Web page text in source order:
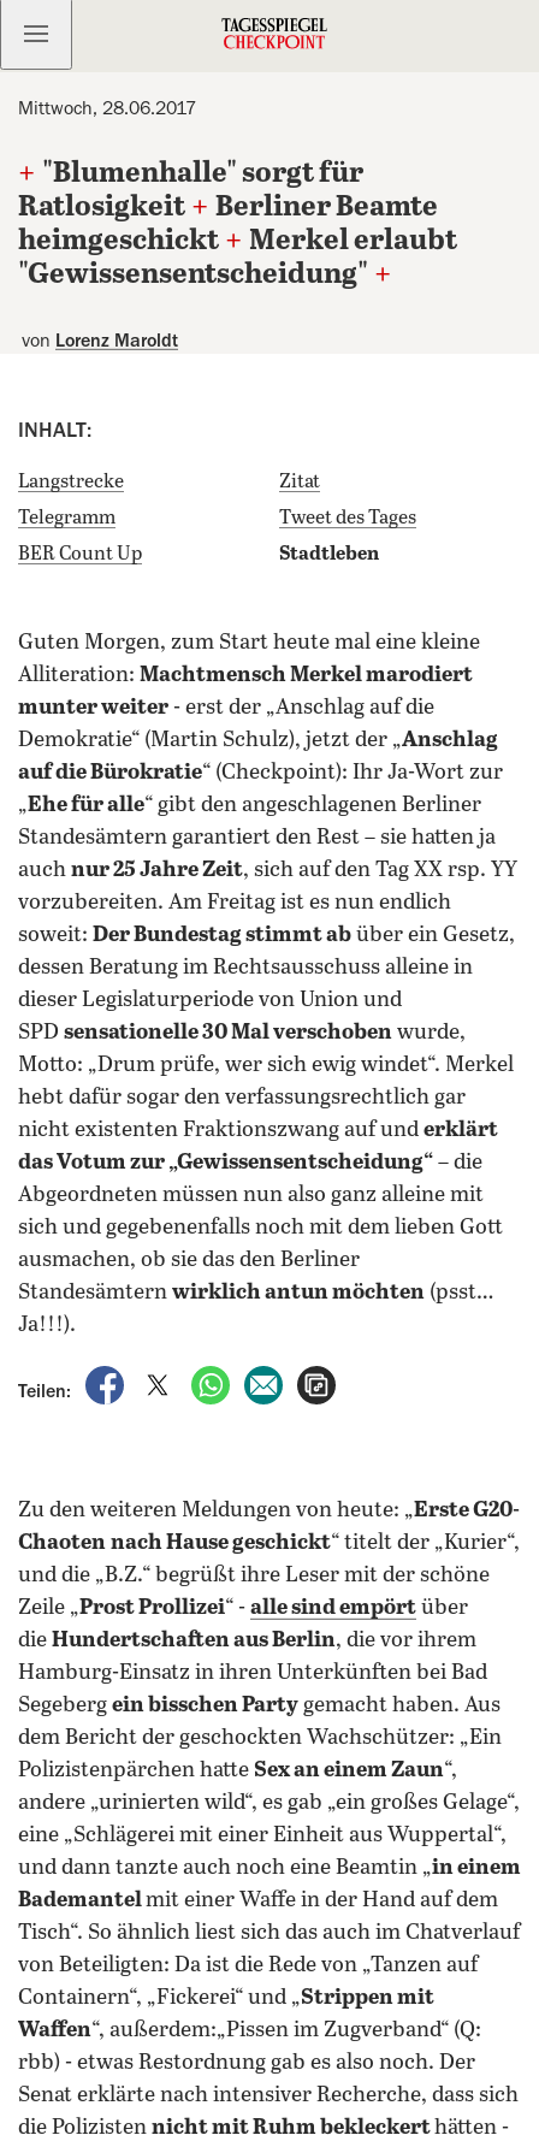
Kostenlos anmelden
Mittwoch, 28.06.2017
+ "Blumenhalle" sorgt für
Ratlosigkeit + Berliner Beamte
heimgeschickt + Merkel erlaubt
"Gewissensentscheidung" +
von Lorenz Maroldt
INHALT:
Langstrecke
Telegramm
BER Count Up
Zitat
Tweet des Tages
Stadtleben
Guten Morgen, zum Start heute mal eine kleine
Alliteration: Machtmensch Merkel marodiert
munter weiter - erst der „Anschlag auf die
Demokratie“ (Martin Schulz), jetzt der „Anschlag
auf die Bürokratie“ (Checkpoint): Ihr Ja-Wort zur
„Ehe für alle“ gibt den angeschlagenen Berliner
Standesämtern garantiert den Rest – sie hatten ja
auch nur 25 Jahre Zeit, sich auf den Tag XX rsp. YY
vorzubereiten. Am Freitag ist es nun endlich
soweit: Der Bundestag stimmt ab über ein Gesetz,
dessen Beratung im Rechtsausschuss alleine in
dieser Legislaturperiode von Union und
SPD sensationelle 30 Mal verschoben wurde,
Motto: „Drum prüfe, wer sich ewig windet“. Merkel
hebt dafür sogar den verfassungsrechtlich gar
nicht existenten Fraktionszwang auf und erklärt
das Votum zur „Gewissensentscheidung“ – die
Abgeordneten müssen nun also ganz alleine mit
sich und gegebenenfalls noch mit dem lieben Gott
ausmachen, ob sie das den Berliner
Standesämtern wirklich antun möchten (psst…
Ja!!!).
Teilen:
auf Facebook teilen
auf X teilenper WhatsApp teilen
per E-Mail teilen
Zu den weiteren Meldungen von heute: „Erste G20-
Chaoten nach Hause geschickt“ titelt der „Kurier“,
und die „B.Z.“ begrüßt ihre Leser mit der schöne
Zeile „Prost Prollizei“ - alle sind empört über
die Hundertschaften aus Berlin, die vor ihrem
Hamburg-Einsatz in ihren Unterkünften bei Bad
Segeberg ein bisschen Party gemacht haben. Aus
dem Bericht der geschockten Wachschützer: „Ein
Polizistenpärchen hatte Sex an einem Zaun“,
andere „urinierten wild“, es gab „ein großes Gelage“,
eine „Schlägerei mit einer Einheit aus Wuppertal“,
und dann tanzte auch noch eine Beamtin „in einem
Bademantelmit einer Waffe in der Hand auf dem
Tisch“. So ähnlich liest sich das auch im Chatverlauf
von Beteiligten: Da ist die Rede von „Tanzen auf
Containern“, „Fickerei“ und „Strippen mit
Waffen“, außerdem:„Pissen im Zugverband“ (Q:
rbb) - etwas Restordnung gab es also noch. Der
Senat erklärte nach intensiver Recherche, dass sich
die Polizisten nicht mit Ruhm bekleckerthätten -